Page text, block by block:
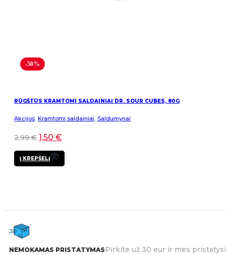
-50%
RŪGŠTŪS KRAMTOMI SALDAINIAI DR. SOUR CUBES, 80G
Akcijos Kramtomi saldainiai Saldumynai
2,99€ 1,50 €
Į KREPŠELĮ
NEMOKAMAS PRISTATYMASPirkite už 30 eur ir mes